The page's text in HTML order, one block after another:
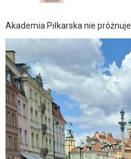
Akademia Piłkarska nie próżnuje